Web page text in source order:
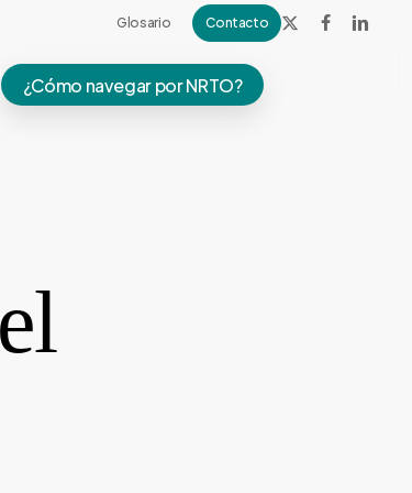
facebooklinkedin
Glosario Contacto
¿Cómo navegar por NRTO?